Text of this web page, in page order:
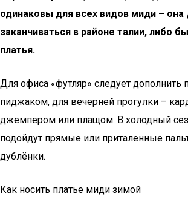
одинаковы для всех видов миди –
заканчиваться в районе талии, либо
платья.
Для офиса «футляр» следует дополнить
пиджаком, для вечерней прогулки –
джемпером или плащом. В холодный
подойдут прямые или приталенные
дублёнки.
Как носить платье миди зимой